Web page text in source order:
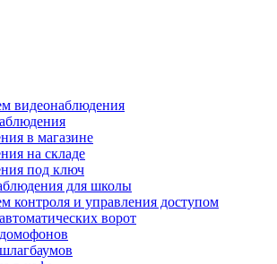
видеонаблюдения
в магазине
на складе
под ключ
для школы
контроля и управления доступом
ворот